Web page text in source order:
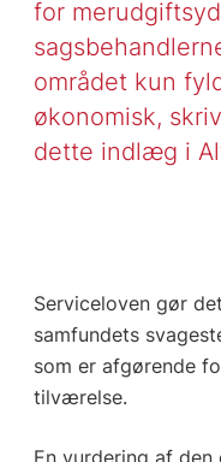
for
området kun
økonomisk,
dette indlæg i
Serviceloven gør
samfundets
som er afgørende
tilværelse.